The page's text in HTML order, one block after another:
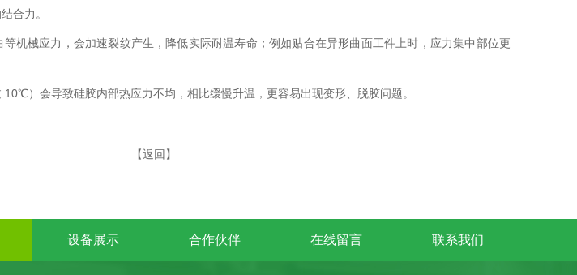
合力。
机械应力，会加速裂纹产生，降低实际耐温寿命；例如贴合在异形曲面工件上时，应力集中部位更
）会导致硅胶内部热应力不均，相比缓慢升温，更容易出现变形、脱胶问题。
【返回 】
设备展示 合作伙伴 在线留言 联系我们